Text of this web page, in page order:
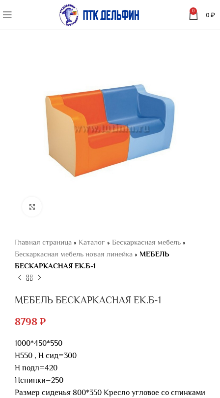
0
0 ₽
Главная страница » Каталог » Бескаркасная мебель »
Бескаркасная мебель новая линейка » МЕБЕЛЬ
БЕСКАРКАСНАЯ ЕК.Б-1
МЕБЕЛЬ БЕСКАРКАСНАЯ ЕК.Б-1
8798 ₽
1000*450*550
Н550 , Н сид=300
Н подл=420
Нспинки=250
Размер сиденья 800*350 Кресло угловое со спинками